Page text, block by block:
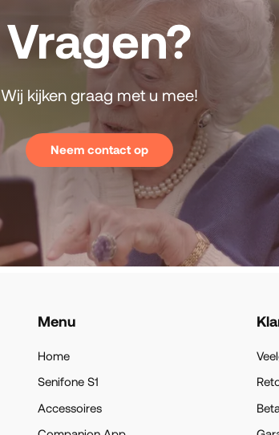
Vragen?
Wij kijken graag met u mee!
Neem contact op
Menu
Home
Senifone S1
Accessoires